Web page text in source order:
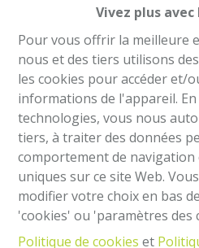
Vivez plus avec
Pour vous offrir la meilleure
nous et des tiers utilisons
les cookies pour accéder et/
informations de l'appareil. En
technologies, vous nous
tiers, à traiter des données
comportement de
uniques sur ce site Web.
modifier votre choix en bas
'cookies' ou 'paramètres des
Politique de cookies et
jardin avec terrasse et piscine.
Composition :
Rez-de-chaussée : Hall
Vaste salon lumineux.
Cuisine super équipée. Accès
Extérieurs : Superbe
terrasse. Picine, idéale pour
Emplacements extérieurs
1er étage : Hall de nuit. 3
douche moderne avec
Sous-sol / annexes :
bricoleurs ou espace de